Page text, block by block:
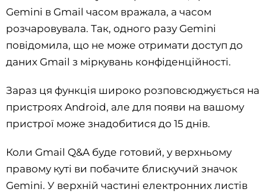
Gemini в Gmail часом вражала, а часом
розчаровувала. Так, одного разу Gemini
повідомила, що не може отримати доступ до
даних Gmail з міркувань конфіденційності.
Зараз ця функція широко розповсюджується на
пристроях Android, але для появи на вашому
пристрої може знадобитися до 15 днів.
Коли Gmail Q&A буде готовий, у верхньому
правому куті ви побачите блискучий значок
Gemini. У верхній частині електронних листів